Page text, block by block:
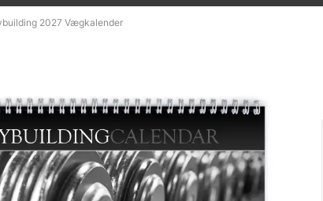
2027 Vægkalender